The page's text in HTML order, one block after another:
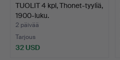
TUOLIT 4 kpl, Thonet-tyyliä,
1900-luku.
2 päivää
Tarjous
32 USD